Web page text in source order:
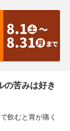
の苦みは好き
飲むと胃が痛く